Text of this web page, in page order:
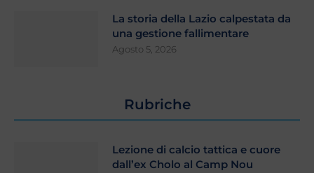
La storia della Lazio calpestata da
una gestione fallimentare
Agosto 5, 2026
Rubriche
Lezione di calcio tattica e cuore
dall’ex Cholo al Camp Nou